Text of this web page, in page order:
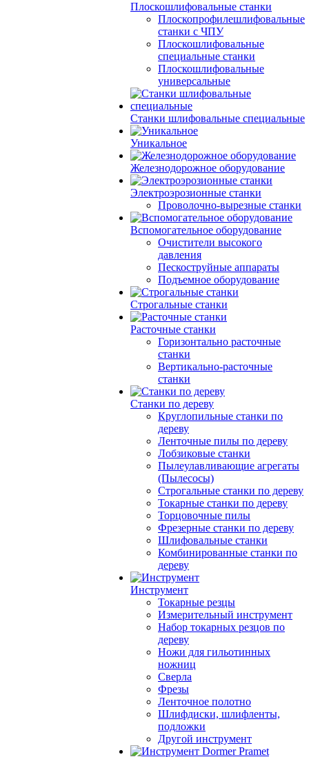
Плоскошлифовальные станки
Плоскопрофилешлифовальные
станки с ЧПУ
Плоскошлифовальные
специальные станки
Плоскошлифовальные
универсальные
Станки шлифовальные специальные
Уникальное
Железнодорожное оборудование
Электроэрозионные станки
Проволочно-вырезные станки
Вспомогательное оборудование
Очистители высокого
давления
Пескоструйные аппараты
Подъемное оборудование
Строгальные станки
Расточные станки
Горизонтально расточные
станки
Вертикально-расточные
станки
Станки по дереву
Круглопильные станки по
дереву
Ленточные пилы по дереву
Лобзиковые станки
Пылеулавливающие агрегаты
(Пылесосы)
Строгальные станки по дереву
Токарные станки по дереву
Торцовочные пилы
Фрезерные станки по дереву
Шлифовальные станки
Комбинированные станки по
дереву
Инструмент
Токарные резцы
Измерительный инструмент
Набор токарных резцов по
дереву
Ножи для гильотинных
ножниц
Сверла
Фрезы
Ленточное полотно
Шлифдиски, шлифленты,
подложки
Другой инструмент